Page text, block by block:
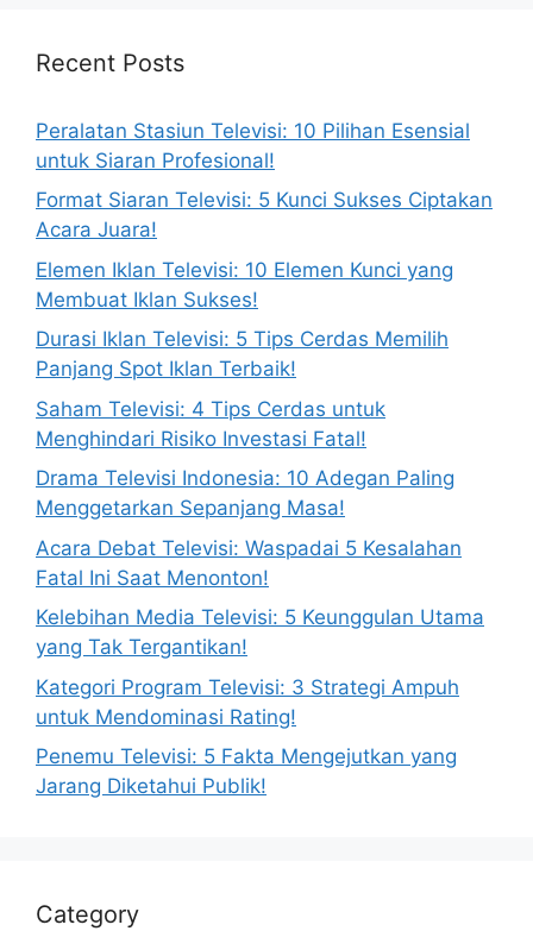
Recent Posts
Peralatan Stasiun Televisi: 10 Pilihan Esensial
untuk Siaran Profesional!
Format Siaran Televisi: 5 Kunci Sukses Ciptakan
Acara Juara!
Elemen Iklan Televisi: 10 Elemen Kunci yang
Membuat Iklan Sukses!
Durasi Iklan Televisi: 5 Tips Cerdas Memilih
Panjang Spot Iklan Terbaik!
Saham Televisi: 4 Tips Cerdas untuk
Menghindari Risiko Investasi Fatal!
Drama Televisi Indonesia: 10 Adegan Paling
Menggetarkan Sepanjang Masa!
Acara Debat Televisi: Waspadai 5 Kesalahan
Fatal Ini Saat Menonton!
Kelebihan Media Televisi: 5 Keunggulan Utama
yang Tak Tergantikan!
Kategori Program Televisi: 3 Strategi Ampuh
untuk Mendominasi Rating!
Penemu Televisi: 5 Fakta Mengejutkan yang
Jarang Diketahui Publik!
Category